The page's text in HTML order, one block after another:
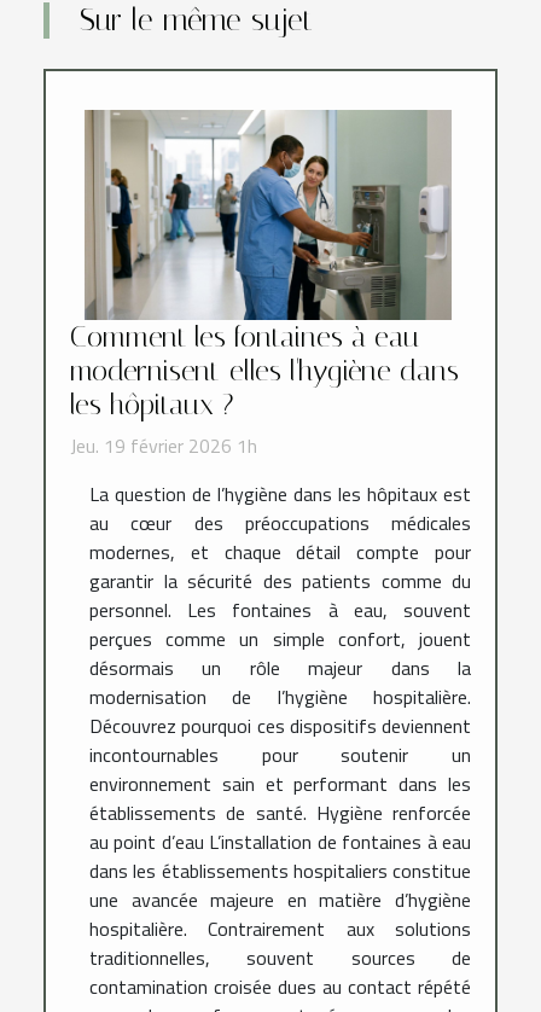
Sur le même sujet
Comment les fontaines à eau
modernisent-elles l'hygiène dans
les hôpitaux ?
Jeu. 19 février 2026 1h
La question de l’hygiène dans les hôpitaux est
au cœur des préoccupations médicales
modernes, et chaque détail compte pour
garantir la sécurité des patients comme du
personnel. Les fontaines à eau, souvent
perçues comme un simple confort, jouent
désormais un rôle majeur dans la
modernisation de l’hygiène hospitalière.
Découvrez pourquoi ces dispositifs deviennent
incontournables pour soutenir un
environnement sain et performant dans les
établissements de santé. Hygiène renforcée
au point d’eau L’installation de fontaines à eau
dans les établissements hospitaliers constitue
une avancée majeure en matière d’hygiène
hospitalière. Contrairement aux solutions
traditionnelles, souvent sources de
contamination croisée dues au contact répété